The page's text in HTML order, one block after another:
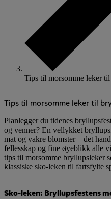
Tips til morsomme leker
Tips til morsomme leker til
Planlegger du tidenes
og venner? En vellykket
mat og vakre blomster – det
fellesskap og fine øyeblikk alle
tips til morsomme bryllupsleker
klassiske sko-leken til fartsfylte
Sko-leken: Bryllupsfestens